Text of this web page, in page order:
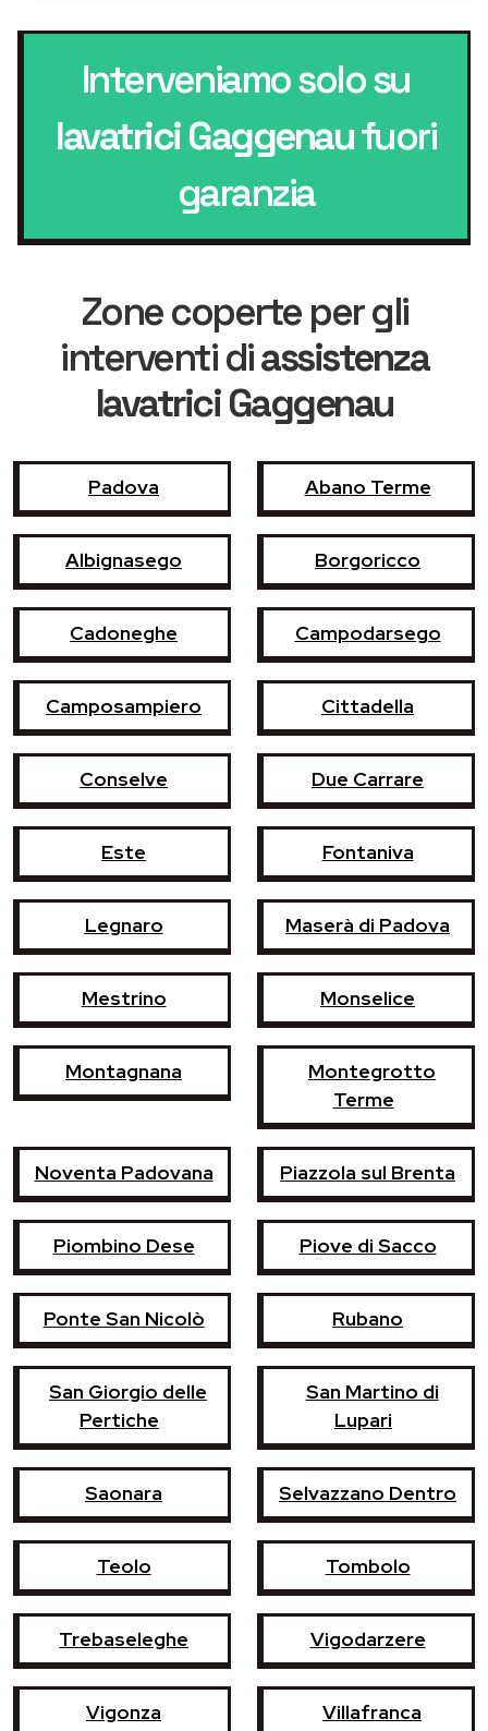
Interveniamo solo su
lavatrici Gaggenaufuori
garanzia
Zone coperte per gli
interventi diassistenza
lavatrici Gaggenau
Padova Abano Terme
Albignasego Borgoricco
Cadoneghe Campodarsego
Camposampiero Cittadella
Conselve Due Carrare
Este Fontaniva
Legnaro Maserà di Padova
Mestrino Monselice
Montagnana
Montegrotto
Terme
Noventa Padovana Piazzola sul Brenta
Piombino Dese Piove di Sacco
Ponte San Nicolò Rubano
San Giorgio delle
Pertiche
San Martino di
Lupari
Saonara Selvazzano Dentro
Teolo Tombolo
Trebaseleghe Vigodarzere
Vigonza
Villafranca